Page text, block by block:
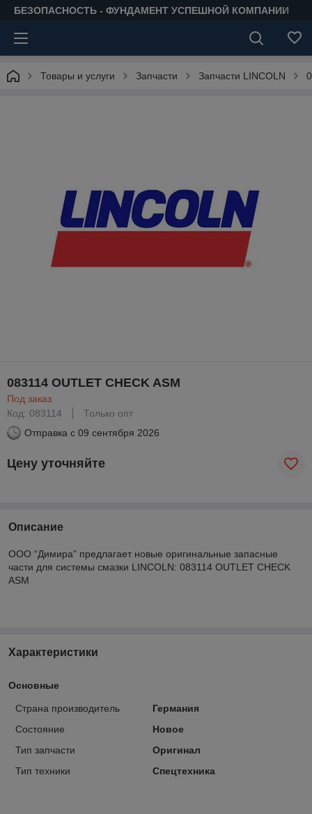
БЕЗОПАСНОСТЬ - ФУНДАМЕНТ УСПЕШНОЙ КОМПАНИИ
Товары и услуги Запчасти Запчасти LINCOLN
083114 OUTLET CHECK ASM
Под заказ
Код: 083114
Только опт
Отправка с 09 сентября 2026
Цену уточняйте
Описание
ООО “Димира” предлагает новые оригинальные запасные
части для системы смазки LINCOLN: 083114 OUTLET CHECK
ASM
Характеристики
Основные
Страна производитель
Германия
Состояние
Новое
Тип запчасти
Оригинал
Тип техники
Спецтехника